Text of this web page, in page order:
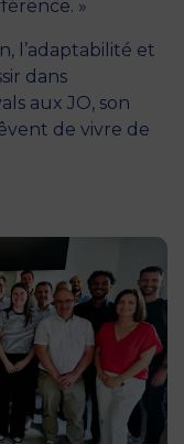
»
l’adaptabilité et
dans
aux JO, son
de vivre de